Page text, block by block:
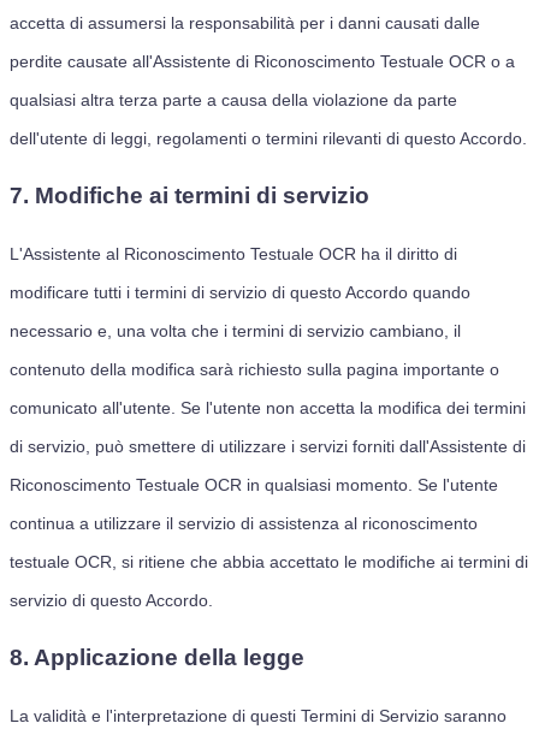
accetta di assumersi la responsabilità per i danni causati dalle
perdite causate all'Assistente di Riconoscimento Testuale OCR o a
qualsiasi altra terza parte a causa della violazione da parte
dell'utente di leggi, regolamenti o termini rilevanti di questo Accordo.
7. Modifiche ai termini di servizio
L'Assistente al Riconoscimento Testuale OCR ha il diritto di
modificare tutti i termini di servizio di questo Accordo quando
necessario e, una volta che i termini di servizio cambiano, il
contenuto della modifica sarà richiesto sulla pagina importante o
comunicato all'utente. Se l'utente non accetta la modifica dei termini
di servizio, può smettere di utilizzare i servizi forniti dall'Assistente di
Riconoscimento Testuale OCR in qualsiasi momento. Se l'utente
continua a utilizzare il servizio di assistenza al riconoscimento
testuale OCR, si ritiene che abbia accettato le modifiche ai termini di
servizio di questo Accordo.
8. Applicazione della legge
La validità e l'interpretazione di questi Termini di Servizio saranno